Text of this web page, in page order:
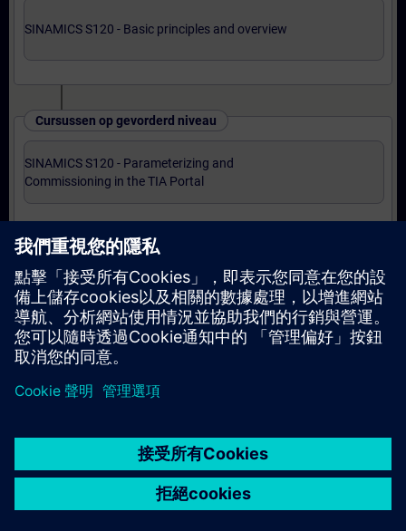
explore
SINAMICS S120 - Basic principles and overview
Cursussen op gevorderd niveau
SINAMICS S120 - Parameterizing and
Commissioning in the TIA Portal
SINAMICS S120 - Safety Integrated